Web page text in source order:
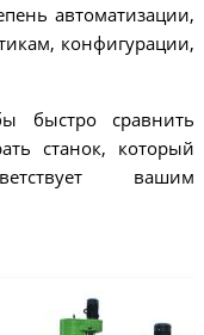
автоматизации,
конфигурации,
быстро сравнить
станок, который
вашим